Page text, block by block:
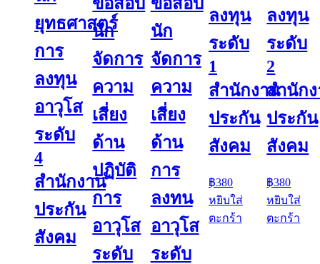
ยุทธศาสตร์
การ
ลงทุน
อาวุโส
ระดับ
4
สำนักงาน
ประกัน
สังคม
นัก
จัดการ
ความ
เสี่ยง
ด้าน
ปฏิบัติ
การ
อาวุโส
ระดับ
นัก
จัดการ
ความ
เสี่ยง
ด้าน
การ
ลงทน
อาวุโส
ระดับ
ลงทุน
ระดับ
1
สำนักงาน
ประกัน
สังคม
฿380
หยิบใส่
ตะกร้า
ลงทุน
ระดับ
2
สำนัก
ประกัน
สังคม
฿380
หยิบใส่
ตะกร้า